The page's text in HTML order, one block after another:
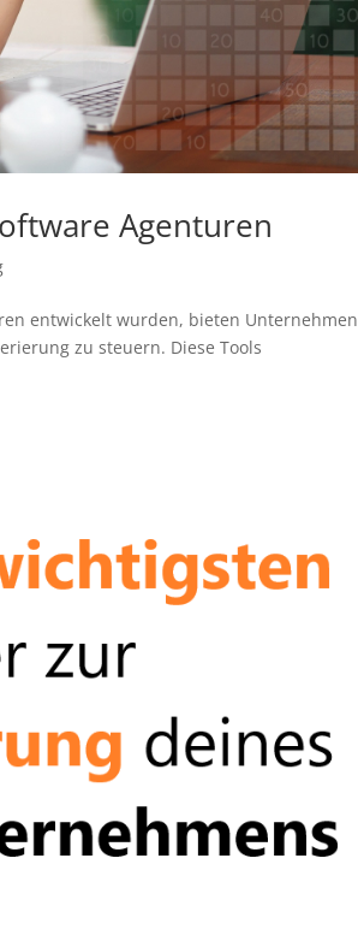
Agenturen
entwickelt wurden, bieten Unternehmen
zu steuern. Diese Tools